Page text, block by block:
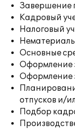
Завершение
Кадровый
Налоговый
Основные
Оформление
Оформление
отпусков и/
Подбор